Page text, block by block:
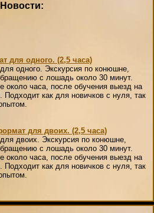
Новости:
для одного. (2,5 часа)
одного. Экскурсия по конюшне,
с лошадь около 30 минут.
около часа, после обучения выезд на
как для новичков с нуля, так
для двоих. (2,5 часа)
двоих. Экскурсия по конюшне,
с лошадь около 30 минут.
около часа, после обучения выезд на
как для новичков с нуля, так